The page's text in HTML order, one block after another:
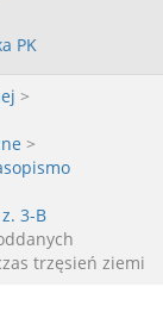
PK
>
>
3-B
trzęsień ziemi